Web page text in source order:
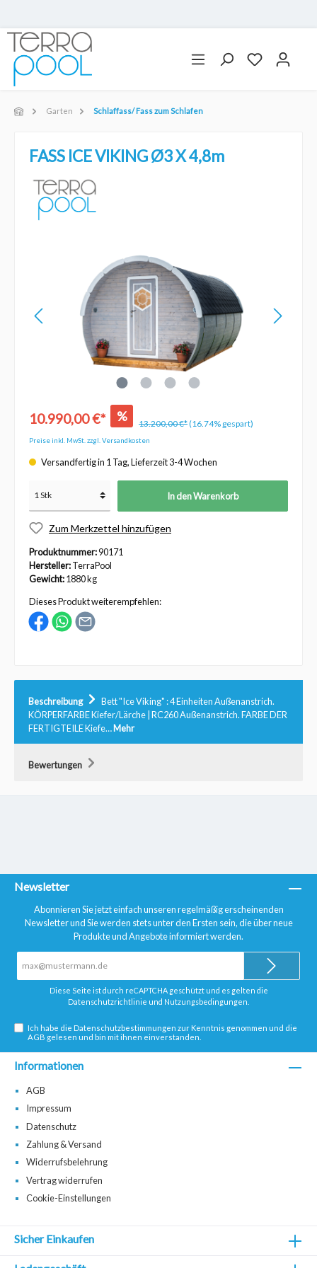
Garten Schlaffass/ Fass zum Schlafen
FASS ICE VIKING Ø3 X 4,8m
10.990,00 €* % 13.200,00 €*(16.74% gespart)
Preise inkl. MwSt. zzgl. Versandkosten
Versandfertig in 1 Tag, Lieferzeit 3-4 Wochen
In den Warenkorb
Zum Merkzettel hinzufügen
Produktnummer:90171
Hersteller:TerraPool
Gewicht:1880 kg
Dieses Produkt weiterempfehlen:
Beschreibung
Bett "Ice Viking" : 4 Einheiten Außenanstrich.
KÖRPERFARBE Kiefer/Lärche | RC260 Außenanstrich. FARBE DER
FERTIGTEILE Kiefe…Mehr
Bewertungen
Newsletter
Abonnieren Sie jetzt einfach unseren regelmäßig erscheinenden
Newsletter und Sie werden stets unter den Ersten sein, die über neue
Produkte und Angebote informiert werden.
Adresse*
Diese Seite ist durch reCAPTCHA geschützt und es gelten die
Datenschutzrichtlinie und Nutzungsbedingungen
Ich habe dieDatenschutzbestimmungen zur Kenntnis genommen und die
AGB gelesen und bin mit ihnen einverstanden.
Informationen
AGB
Impressum
Datenschutz
Zahlung & Versand
Widerrufsbelehrung
Vertrag widerrufen
Cookie-Einstellungen
Sicher Einkaufen